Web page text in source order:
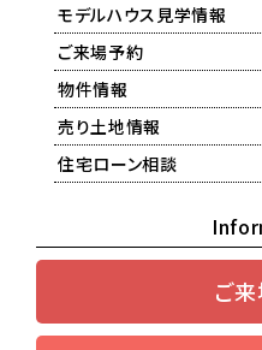
モデルハウス見学情報
ご来場予約
物件情報
売り土地情報
住宅ローン相談
ご